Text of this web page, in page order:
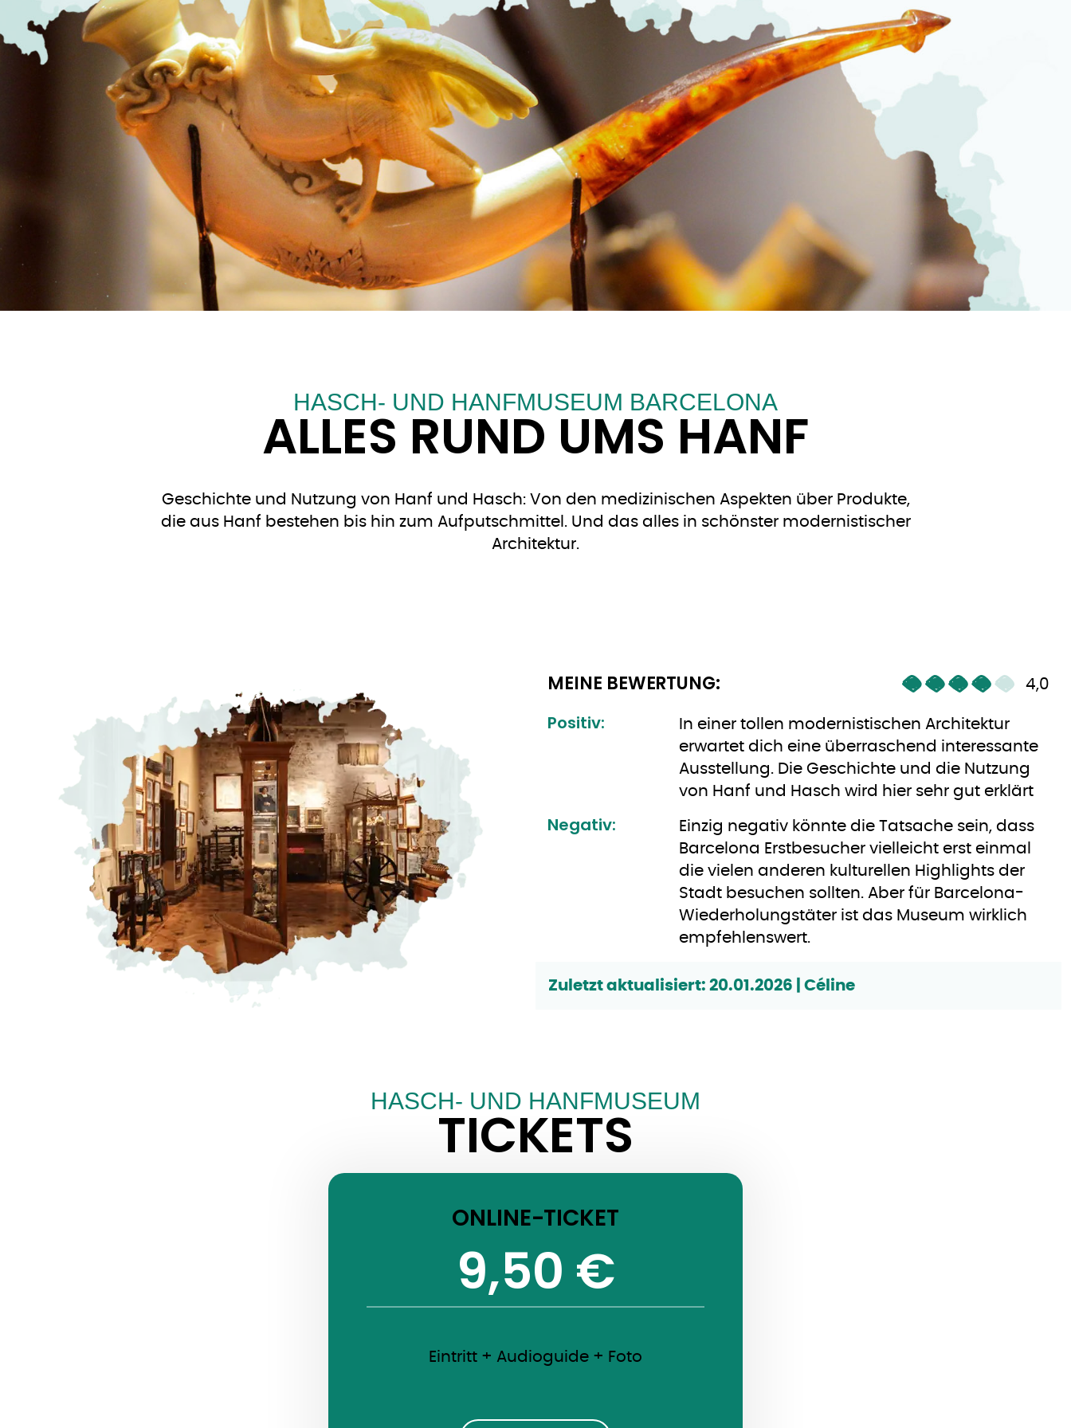
HASCH- UND HANFMUSEUM BARCELONA
ALLES RUND UMS HANF
Geschichte und Nutzung von Hanf und Hasch: Von den medizinischen Aspekten über Produkte,
die aus Hanf bestehen bis hin zum Aufputschmittel. Und das alles in schönster modernistischer
Architektur.
MEINE BEWERTUNG: 4,0
Positiv:
In einer tollen modernistischen Architektur
erwartet dich eine überraschend interessante
Ausstellung. Die Geschichte und die Nutzung
von Hanf und Hasch wird hier sehr gut erklärt
Negativ:
Einzig negativ könnte die Tatsache sein, dass
Barcelona Erstbesucher vielleicht erst einmal
die vielen anderen kulturellen Highlights der
Stadt besuchen sollten. Aber für Barcelona-
Wiederholungstäter ist das Museum wirklich
empfehlenswert.
Zuletzt aktualisiert: 20.01.2026 | Céline
HASCH- UND HANFMUSEUM
TICKETS
ONLINE-TICKET
9,50 €
Eintritt + Audioguide + Foto